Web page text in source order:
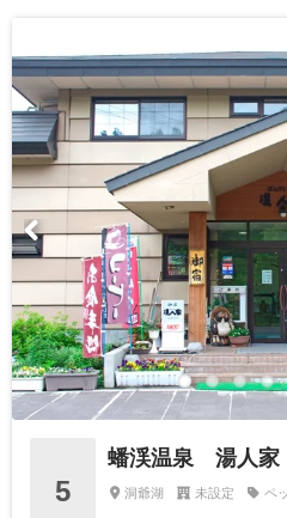
5
蟠渓温泉 湯人家
洞爺湖 未設定 ペ